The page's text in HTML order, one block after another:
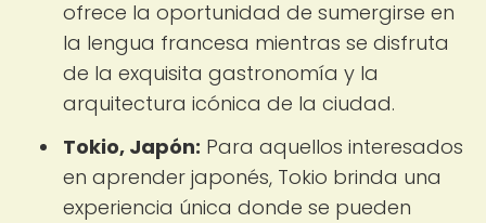
ofrece la oportunidad de sumergirse en
la lengua francesa mientras se disfruta
de la exquisita gastronomía y la
arquitectura icónica de la ciudad.
Tokio, Japón: Para aquellos interesados
en aprender japonés, Tokio brinda una
experiencia única donde se pueden